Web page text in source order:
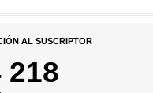
AL SUSCRIPTOR
218